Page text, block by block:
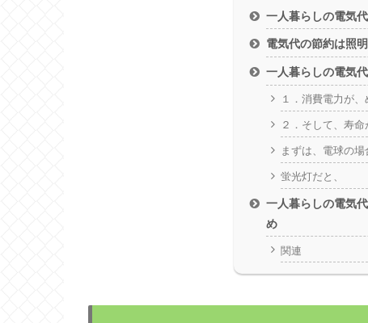
一人暮らしの電気
電気代の節約は照
一人暮らしの電気
１．消費電力が、
２．そして、寿命
まずは、電球の場
蛍光灯だと、
一人暮らしの電気
め
関連